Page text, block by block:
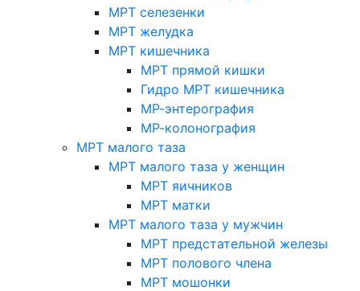
МРТ селезенки
МРТ желудка
МРТ кишечника
МРТ прямой кишки
Гидро МРТ кишечника
МР-энтерография
МР-колонография
МРТ малого таза
МРТ малого таза у женщин
МРТ яичников
МРТ матки
МРТ малого таза у мужчин
МРТ предстательной железы
МРТ полового члена
МРТ мошонки